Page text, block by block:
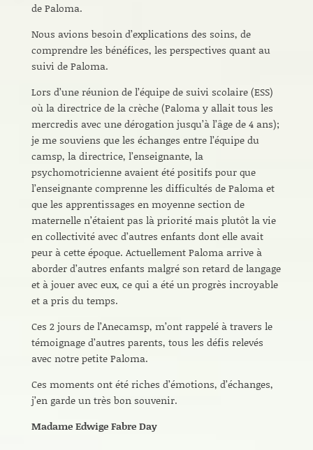
de Paloma.
Nous avions besoin d’explications des soins, de
comprendre les bénéfices, les perspectives quant au
suivi de Paloma.
Lors d’une réunion de l’équipe de suivi scolaire (ESS)
où la directrice de la crèche (Paloma y allait tous les
mercredis avec une dérogation jusqu’à l’âge de 4 ans);
je me souviens que les échanges entre l’équipe du
camsp, la directrice, l’enseignante, la
psychomotricienne avaient été positifs pour que
l’enseignante comprenne les difficultés de Paloma et
que les apprentissages en moyenne section de
maternelle n’étaient pas là priorité mais plutôt la vie
en collectivité avec d’autres enfants dont elle avait
peur à cette époque. Actuellement Paloma arrive à
aborder d’autres enfants malgré son retard de langage
et à jouer avec eux, ce qui a été un progrès incroyable
et a pris du temps.
Ces 2 jours de l’Anecamsp, m’ont rappelé à travers le
témoignage d’autres parents, tous les défis relevés
avec notre petite Paloma.
Ces moments ont été riches d’émotions, d’échanges,
j’en garde un très bon souvenir.
Madame Edwige Fabre Day